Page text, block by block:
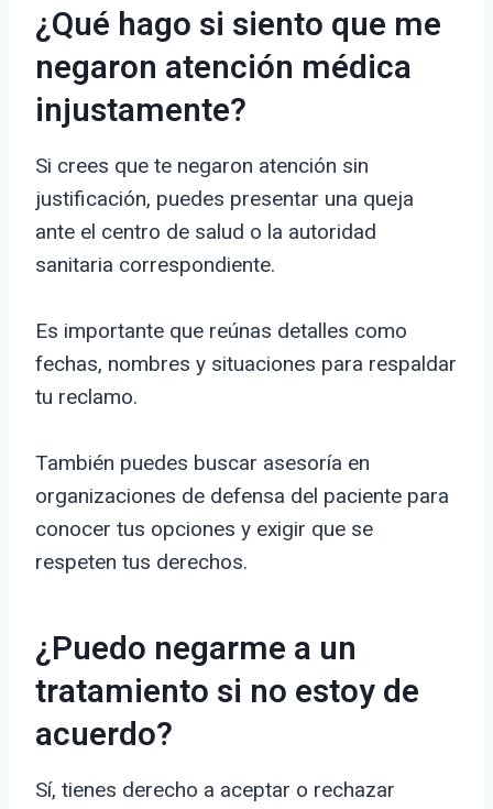
¿Qué hago si siento que me
negaron atención médica
injustamente?
Si crees que te negaron atención sin
justificación, puedes presentar una queja
ante el centro de salud o la autoridad
sanitaria correspondiente.
Es importante que reúnas detalles como
fechas, nombres y situaciones para respaldar
tu reclamo.
También puedes buscar asesoría en
organizaciones de defensa del paciente para
conocer tus opciones y exigir que se
respeten tus derechos.
¿Puedo negarme a un
tratamiento si no estoy de
acuerdo?
Sí, tienes derecho a aceptar o rechazar